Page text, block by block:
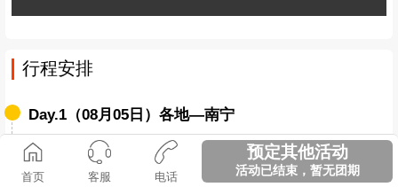
行程安排
Day.1（08月05日）各地—南宁
全天
今天全天都是南宁集合日（也可以看下机票，对
首页 客服 电话
预定其他活动
活动已结束，暂无团期